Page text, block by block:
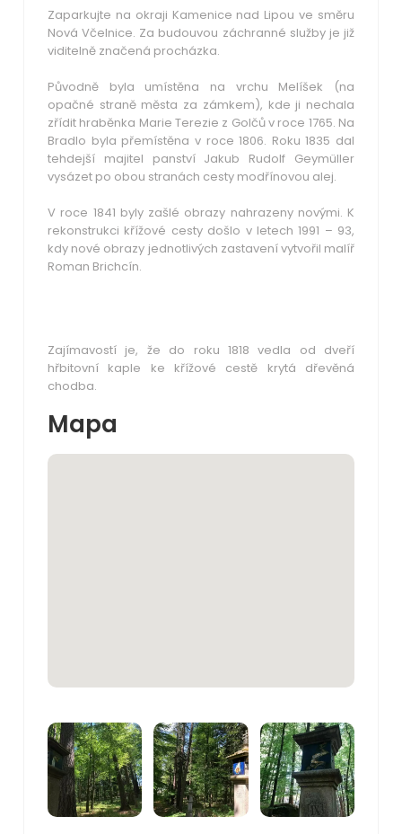
Zaparkujte na okraji Kamenice nad Lipou ve směru
Nová Včelnice. Za budouvou záchranné služby je již
viditelně značená procházka.
Původně byla umístěna na vrchu Melíšek (na
opačné straně města za zámkem), kde ji nechala
zřídit hraběnka Marie Terezie z Golčů v roce 1765. Na
Bradlo byla přemístěna v roce 1806. Roku 1835 dal
tehdejší majitel panství Jakub Rudolf Geymüller
vysázet po obou stranách cesty modřínovou alej.
V roce 1841 byly zašlé obrazy nahrazeny novými. K
rekonstrukci křížové cesty došlo v letech 1991 – 93,
kdy nové obrazy jednotlivých zastavení vytvořil malíř
Roman Brichcín.
Zajímavostí je, že do roku 1818 vedla od dveří
hřbitovní kaple ke křížové cestě krytá dřevěná
chodba.
Mapa